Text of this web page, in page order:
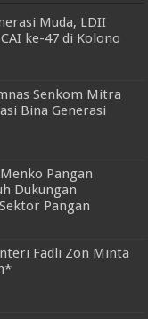
Muda, LDII
ke-47 di Kolono
Senkom Mitra
Bina Generasi
Pangan
Dukungan
Pangan
Fadli Zon Minta